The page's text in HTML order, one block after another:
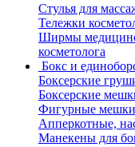
Стулья для
Тележки
Ширмы
косметолога
Бокс и
Боксерские
Боксерские
Фигурные мешки
Апперкотные,
Манекены для